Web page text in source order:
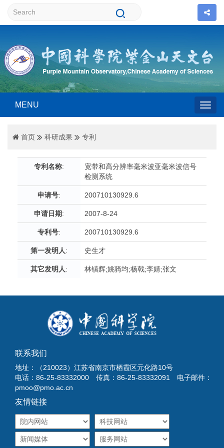
MENU
首页 科研成果 专利
专利名称:
宽带和高分辨率毫米波亚毫米波信号
检测系统
申请号: 200710130929.6
申请日期: 2007-8-24
专利号: 200710130929.6
第一发明人: 史生才
其它发明人: 林镇辉;姚骑均;杨戟;李婧;张文
联系我们
地址：（210023）江苏省南京市栖霞区元化路10号
电话：86-25-83332000 传真：86-25-83332091 电子邮件：
pmoo@pmo.ac.cn
友情链接